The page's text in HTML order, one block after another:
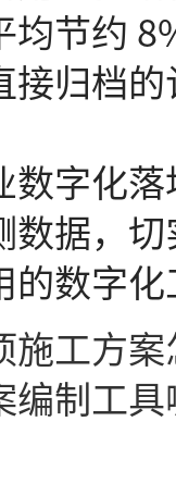
均节约
接归档
字化落
数据，
的数字
施工方
编制工